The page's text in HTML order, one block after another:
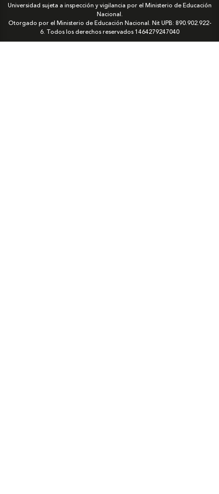
Universidad sujeta a inspección y vigilancia por el Ministerio de Educación
Nacional.
Otorgado por el Ministerio de Educación Nacional. Nit UPB: 890.902.922-
6. Todos los derechos reservados1464279247040